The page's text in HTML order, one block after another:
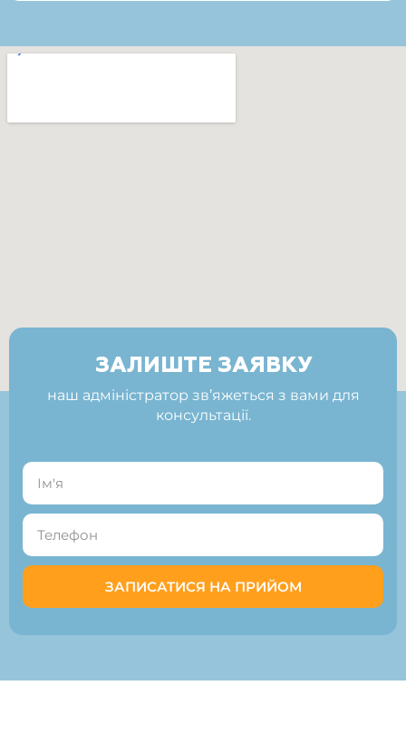
ЗАЛИШТЕ ЗАЯВКУ
наш адміністратор зв’яжеться з вами для
консультації.
ЗАПИСАТИСЯ НА ПРИЙОМ